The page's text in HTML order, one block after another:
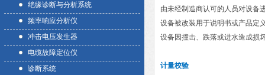
绝缘诊断与分析系统
频率响应分析仪
冲击电压发生器
电缆故障定位仪
诊断系统
由未经制造商认可的人员对设备
设备被改装用于说明书或产品定
设备因撞击、跌落或进水造成损
计量校验